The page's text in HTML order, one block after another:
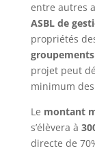
entre autres
ASBL de
propriétés
projet peut
minimum
Le montant
s’élèvera à
directe de